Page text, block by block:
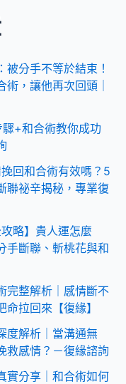
被分手不等於結束！
，讓他再次回頭｜
+和合術教你成功
回和合術有效嗎？5
聯祕辛揭秘，專業復
略】貴人運怎麼
手斷聯、斬桃花與和
完整解析｜感情斷不
拉回來【復緣】
度解析｜當溝通無
救感情？－復緣諮詢
實分享｜和合術如何